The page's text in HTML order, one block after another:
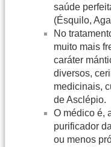
saúde
(Ésquilo,
No
muito mais
caráter
diversos,
medicinais,
de Asclépio.
O médico é,
purificador
ou menos